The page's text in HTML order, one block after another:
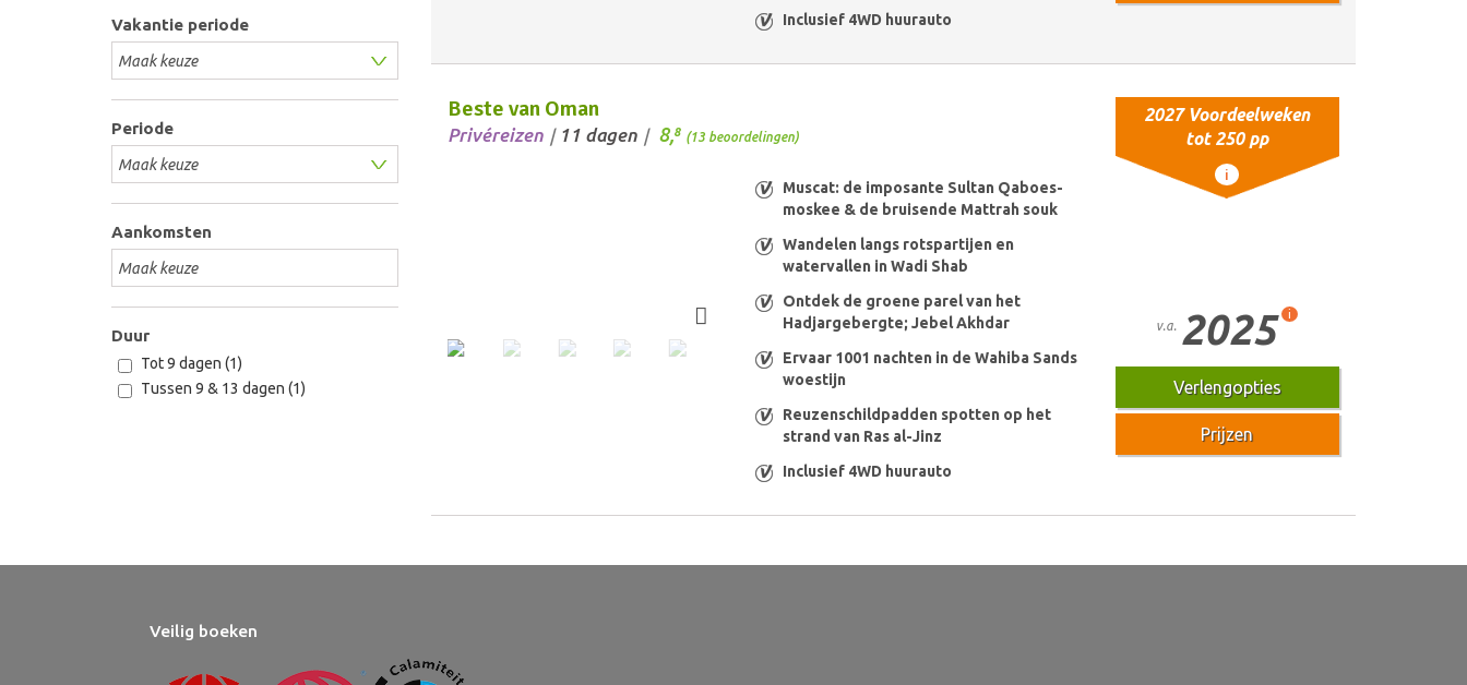
Periode
Aankomsten
Vakantie periode
Duur
Tot 9 dagen (1)
Tussen 9 & 13 dagen (1)
Inclusief 4WD huurauto
Beste van Oman
Privéreizen / 11 dagen / 8,8 (13 beoordelingen)
2027 Voordeelweken
tot 250 pp
i
Muscat: de imposante Sultan Qaboes-
moskee & de bruisende Mattrah souk
Wandelen langs rotspartijen en
watervallen in Wadi Shab
Ontdek de groene parel van het
Hadjargebergte; Jebel Akhdar
Ervaar 1001 nachten in de Wahiba Sands
woestijn
Reuzenschildpadden spotten op het
strand van Ras al-Jinz
Inclusief 4WD huurauto
v.a. 2025 i
Verlengopties
Prijzen
Veilig boeken